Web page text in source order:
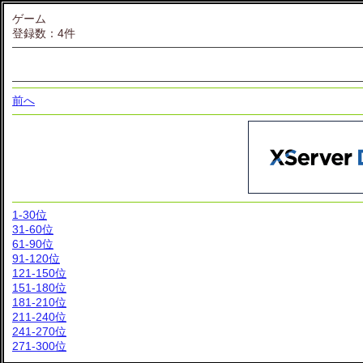
ゲーム
登録数：4件
前へ
1-30位
31-60位
61-90位
91-120位
121-150位
151-180位
181-210位
211-240位
241-270位
271-300位